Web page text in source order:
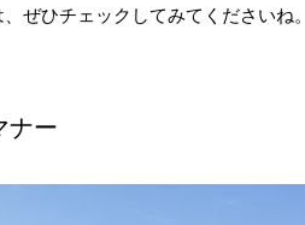
ぜひチェックしてみてくださいね。
ナー